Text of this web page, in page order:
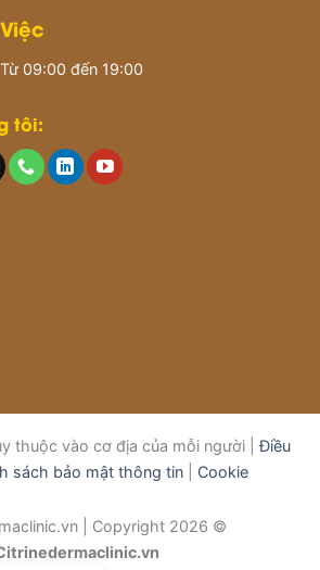
09:00 đến 19:00
tôi:
thuộc vào cơ địa của mỗi người |Điều
sách bảo mật thông tin| Cookie
| Copyright 2026 ©